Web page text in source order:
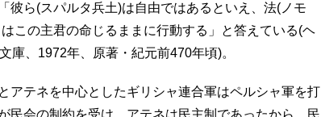
彼ら(スパルタ兵土)は自由ではあるといえ、法(ノモ
この主君の命じるままに行動する」と答えている(ヘ
庫、1972年、原著・紀元前470年頃)。
アテネを中心としたギリシャ連合軍はペルシャ軍を打